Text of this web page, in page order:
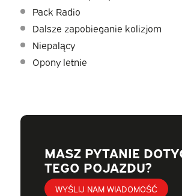
Pack Radio
Dalsze zapobieganie kolizjom
Niepalący
Opony letnie
MASZ PYTANIE
TEGO POJAZDU?
WYŚLIJ NAM WIADOMOŚĆ